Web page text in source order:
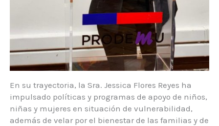
En su trayectoria, la Sra. Jessica Flores Reyes ha
impulsado políticas y programas de apoyo de niños,
niñas y mujeres en situación de vulnerabilidad,
además de velar por el bienestar de las familias y de